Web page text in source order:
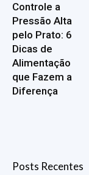
Controle a
Pressão Alta
pelo Prato: 6
Dicas de
Alimentação
que Fazem a
Diferença
Posts Recentes